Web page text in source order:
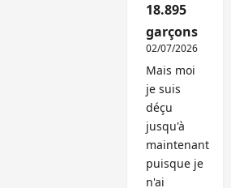
18.895
garçons
02/07/2026
Mais moi
je suis
déçu
jusqu'à
maintenant
puisque je
n'ai